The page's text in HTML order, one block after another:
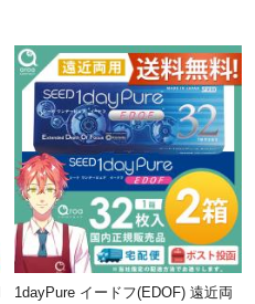
1dayPure イードフ(EDOF) 遠近両